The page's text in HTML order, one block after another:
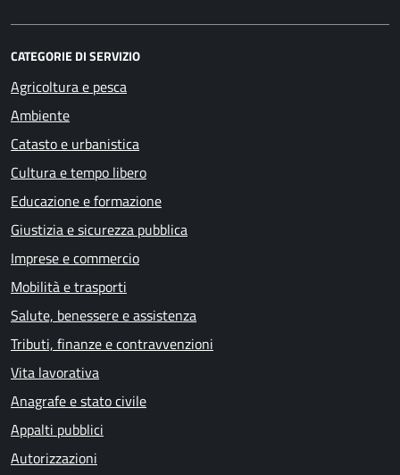
CATEGORIE DI SERVIZIO
Agricoltura e pesca
Ambiente
Catasto e urbanistica
Cultura e tempo libero
Educazione e formazione
Giustizia e sicurezza pubblica
Imprese e commercio
Mobilità e trasporti
Salute, benessere e assistenza
Tributi, finanze e contravvenzioni
Vita lavorativa
Anagrafe e stato civile
Appalti pubblici
Autorizzazioni